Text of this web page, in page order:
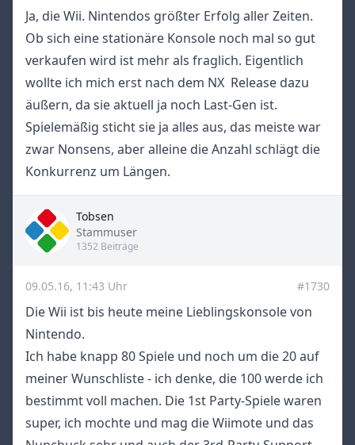
Ja, die Wii. Nintendos größter Erfolg aller Zeiten.
Ob sich eine stationäre Konsole noch mal so gut
verkaufen wird ist mehr als fraglich. Eigentlich
wollte ich mich erst nach dem NX Release dazu
äußern, da sie aktuell ja noch Last-Gen ist.
Spielemäßig sticht sie ja alles aus, das meiste war
zwar Nonsens, aber alleine die Anzahl schlägt die
Konkurrenz um Längen.
Tobsen
Title
Stammuser
1352 Beiträge
09.05.16, 11:43 Uhr #1730
Die Wii ist bis heute meine Lieblingskonsole von
Nintendo.
Ich habe knapp 80 Spiele und noch um die 20 auf
meiner Wunschliste - ich denke, die 100 werde ich
bestimmt voll machen. Die 1st Party-Spiele waren
super, ich mochte und mag die Wiimote und das